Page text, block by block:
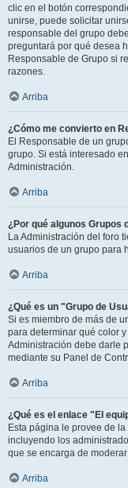
clic en el botón
unirse, puede solicitar
responsable del grupo
preguntará por qué desea
Responsable de Grupo si
razones.
Arriba
¿Cómo me convierto en
El Responsable de un
grupo. Si está interesado
Administración.
Arriba
¿Por qué algunos Grupos
La Administración del foro
usuarios de un grupo para
Arriba
¿Qué es un "Grupo de
Si es miembro de más de
para determinar qué color
Administración debe darle
mediante su Panel de
Arriba
¿Qué es el enlace "El
Esta página le provee de
incluyendo los
que se encarga de
Arriba